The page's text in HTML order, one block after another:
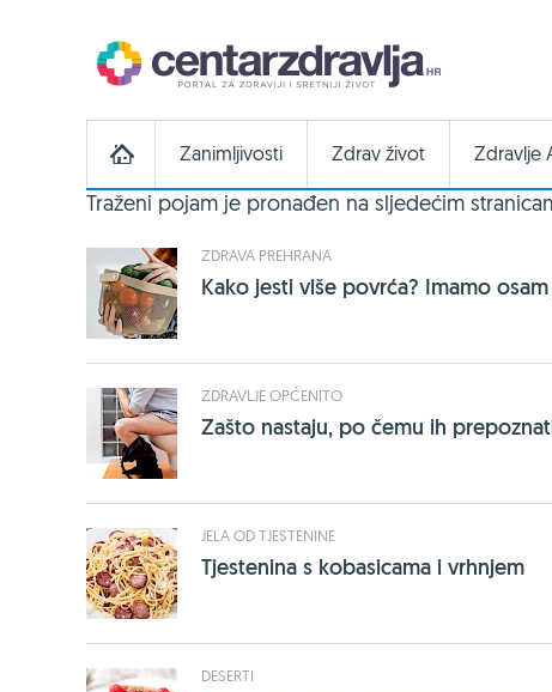
Zanimljivosti Zdrav život Zdravlje
Traženi pojam je pronađen na sljedećim
ZDRAVA PREHRANA
Kako jesti više povrća? Imamo
ZDRAVLJE OPĆENITO
Zašto nastaju, po čemu ih
JELA OD TJESTENINE
Tjestenina s kobasicama i vrhnjem
DESERTI